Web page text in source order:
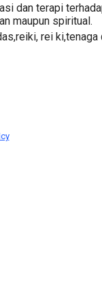
dan terapi
maupun spiritual.
rei ki,tenaga